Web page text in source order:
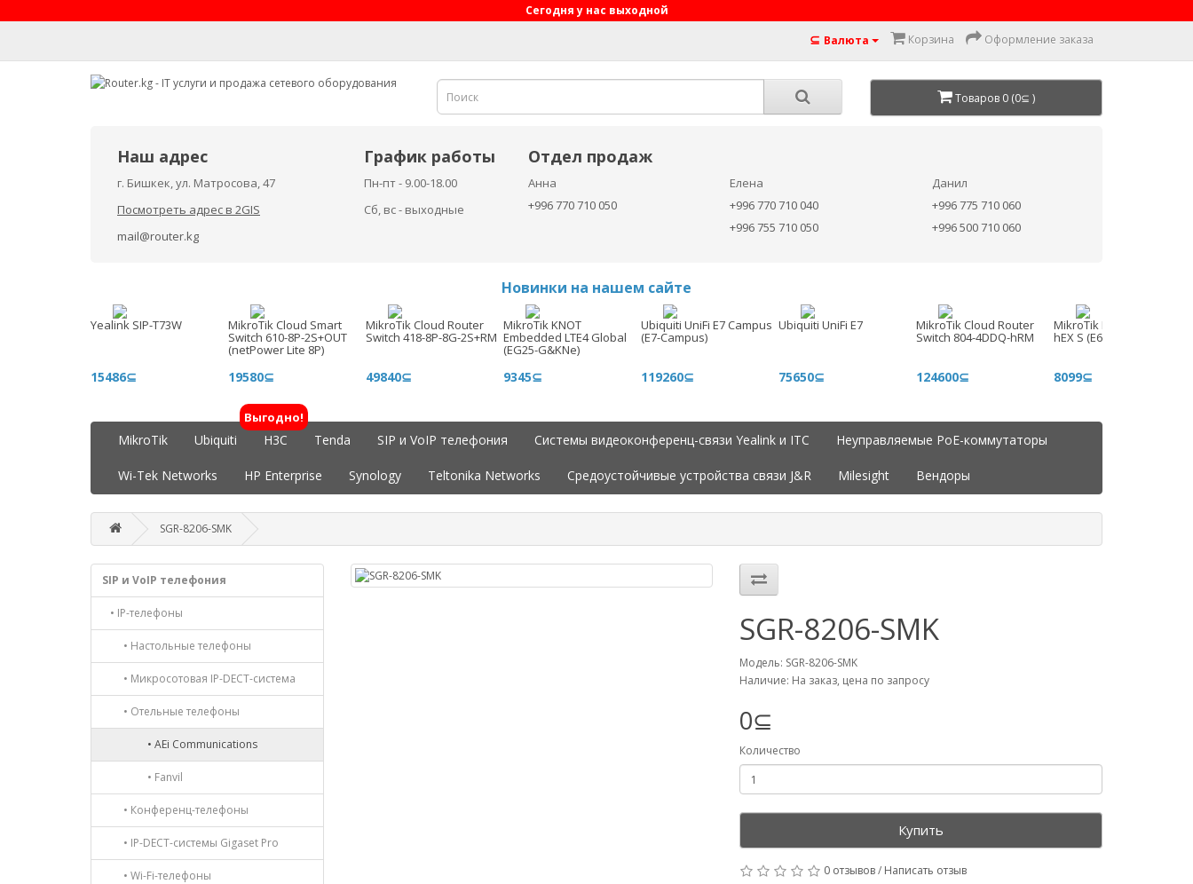
Сегодня у нас выходной
⊆ Валюта Корзина Оформление заказа
Товаров 0 (0⊆ )
Наш адрес
г. Бишкек, ул. Матросова, 47
Посмотреть адрес в 2GIS
mail@router.kg
График работы
Пн-пт - 9.00-18.00
Сб, вс - выходные
Отдел продаж
Анна
+996 770 710 050
Елена
+996 770 710 040
+996 755 710 050
Данил
+996 775 710 060
+996 500 710 060
Новинки на нашем сайте
Yealink SIP-T73W
15486⊆
MikroTik Cloud Smart
Switch 610-8P-2S+OUT
(netPower Lite 8P)
19580⊆
MikroTik Cloud Router
Switch 418-8P-8G-2S+RM
49840⊆
MikroTik KNOT
Embedded LTE4 Global
(EG25-G&KNe)
9345⊆
Ubiquiti UniFi E7 Campus
(E7-Campus)
119260⊆
Ubiquiti UniFi E7
75650⊆
MikroTik Cloud Router
Switch 804-4DDQ-hRM
124600⊆
MikroTik RouterBoard
hEX S (E60iUGS) (2025)
8099⊆
MikroTik Ubiquiti
Выгодно!
H3C Tenda SIP и VoIP телефония Системы видеоконференц-связи Yealink и ITC Неуправляемые PoE-коммутаторы
Wi-Tek Networks HP Enterprise Synology Teltonika Networks Средоустойчивые устройства связи J&R Milesight Вендоры
SGR-8206-SMK
SIP и VoIP телефония
• IP-телефоны
• Настольные телефоны
• Микросотовая IP-DECT-система
• Отельные телефоны
• AEi Communications
• Fanvil
• Конференц-телефоны
• IP-DECT-системы Gigaset Pro
• Wi-Fi-телефоны
SGR-8206-SMK
Модель: SGR-8206-SMK
Наличие: На заказ, цена по запросу
0⊆
Количество
Купить
0 отзывов/ Написать отзыв